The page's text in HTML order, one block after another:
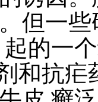
但一
的一
和抗